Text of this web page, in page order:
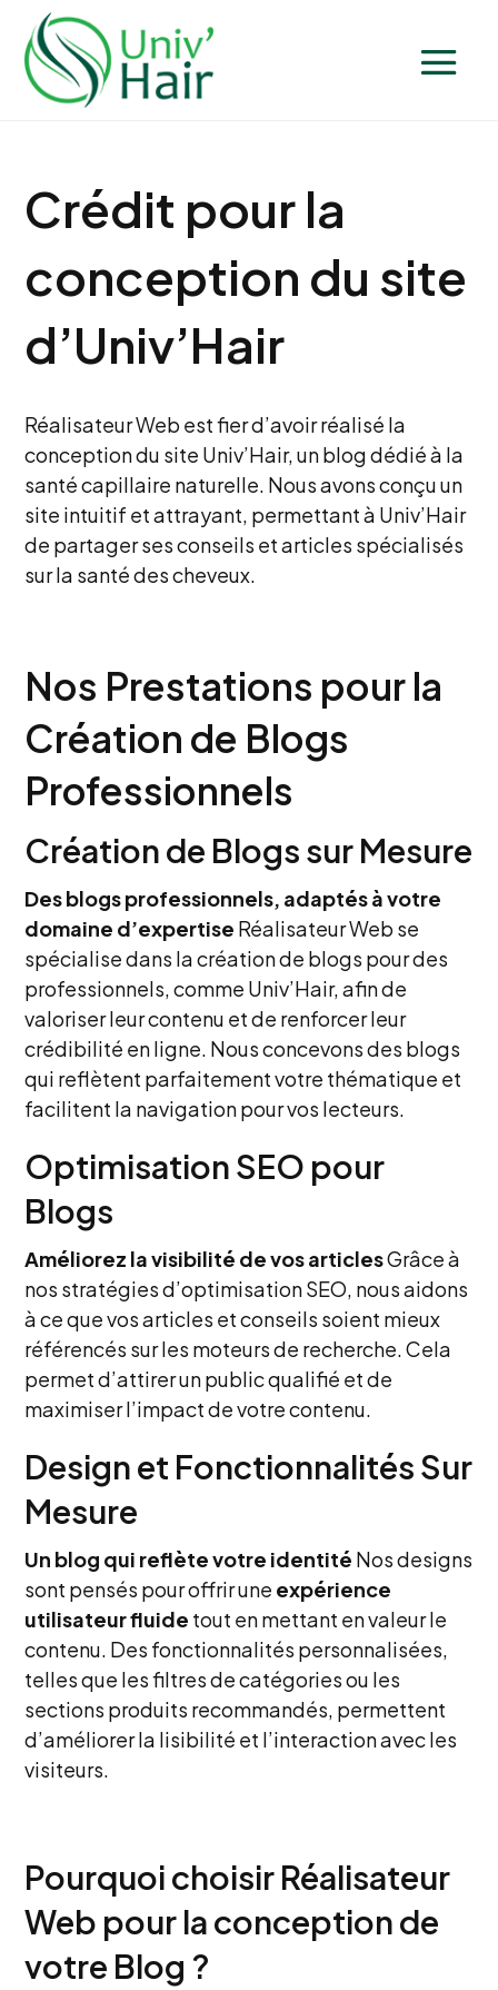
Crédit pour la
conception du site
d’Univ’Hair
Réalisateur Web est fier d’avoir réalisé la
conception du site Univ’Hair, un blog dédié à la
santé capillaire naturelle. Nous avons conçu un
site intuitif et attrayant, permettant à Univ’Hair
de partager ses conseils et articles spécialisés
sur la santé des cheveux.
Nos Prestations pour la
Création de Blogs
Professionnels
Création de Blogs sur Mesure
Des blogs professionnels, adaptés à votre
domaine d’expertise Réalisateur Web se
spécialise dans la création de blogs pour des
professionnels, comme Univ’Hair, afin de
valoriser leur contenu et de renforcer leur
crédibilité en ligne. Nous concevons des blogs
qui reflètent parfaitement votre thématique et
facilitent la navigation pour vos lecteurs.
Optimisation SEO pour
Blogs
Améliorez la visibilité de vos articlesGrâce à
nos stratégies d’optimisation SEO, nous aidons
à ce que vos articles et conseils soient mieux
référencés sur les moteurs de recherche. Cela
permet d’attirer un public qualifié et de
maximiser l’impact de votre contenu.
Design et Fonctionnalités Sur
Mesure
Un blog qui reflète votre identité Nos designs
sont pensés pour offrir une expérience
utilisateur fluide tout en mettant en valeur le
contenu. Des fonctionnalités personnalisées,
telles que les filtres de catégories ou les
sections produits recommandés, permettent
d’améliorer la lisibilité et l’interaction avec les
visiteurs.
Pourquoi choisir Réalisateur
Web pour la conception de
votre Blog ?